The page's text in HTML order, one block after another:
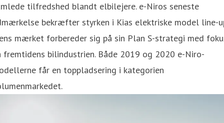
tilfredshed blandt elbilejere. e-Niros seneste
bekræfter styrken i Kias elektriske model line-
mærket forbereder sig på sin Plan S-strategi med
fremtidens bilindustrien. Både 2019 og 2020 e-Niro-
får en toppladsering i kategorien